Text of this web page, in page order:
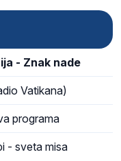
- Znak nade
Vatikana)
programa
- sveta misa